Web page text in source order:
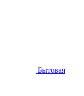
Бытовая